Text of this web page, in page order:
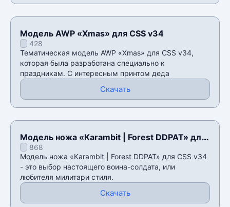
Модель AWP «Xmas» для CSS v34
428
Тематическая модель AWP «Xmas» для CSS v34,
которая была разработана специально к
праздникам. С интересным принтом деда
Скачать
Модель ножа «Karambit | Forest DDPAT» для
CSS v34
868
Модель ножа «Karambit | Forest DDPAT» для CSS v34
- это выбор настоящего воина-солдата, или
любителя милитари стиля.
Скачать